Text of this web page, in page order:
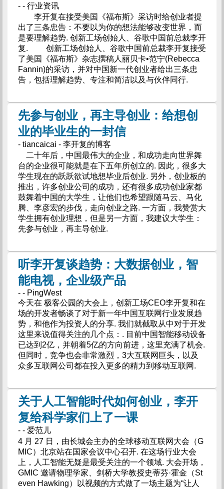
- - 行业资讯
李开复在接受美国《福布斯》采访时给创业者提
出了三条忠告：不要以为你的想法能够改变世界，而
是要理解趋势. 创新工场创始人、谷歌中国前总裁李开
复. 创新工场创始人、谷歌中国前总裁李开复接受
了美国《福布斯》杂志撰稿人丽贝卡•范宁(Rebecca
Fannin)的采访，并对中国新一代创业者给出三条忠
告，包括理解趋势、专注和简洁以及与伙伴同行.
先参与创业，再主导创业：给想创
业的毕业生的一封信
- tiancaicai - 李开复的博客
二十年后，中国最伟大的企业，和成功走向世界舞
台的企业很可能就是在下五年所创立的. 因此，很多大
学生现在的跃跃欲试地想毕业后创业. 另外，创业板的
推出，许多创业公司的成功，还有很多成功创业家都
鼓舞着中国的大学生，让他们也希望跟随马云、马化
腾、李彦宏的步伐，走向创业之路. 一方面，我赞赏大
学生拥有创业理想，但是另一方面，我建议大学生：
先参与创业，再主导创业.
听李开复谈趋势：大数据创业，智
能电视，企业级产品
- - PingWest
今天在 极客公园的大会上，创新工场CEO李开复和在
场的开发者畅谈了对于新一年中国互联网行业发展趋
势，和他作为投资人的分享. 我们就截取从中对于开发
这里来说值得关注的几个点：. 目前中国智能移动设备
已达到2亿，并朝着5亿的方向前进，这里充满了机会.
但同时，竞争也会非常激烈，3大互联网巨头，以及
众多互联网公司都在投入更多的精力到移动互联网.
关于人工智能时代如何创业，李开
复给科学家们上了一课
- - 爱范儿
4 月 27 日，由长城会主办的全球移动互联网大会（G
MIC）北京站在国家会议中心召开. 在这场行业大会
上，人工智能无疑是最受关注的一个领域. 大会开场，
GMIC 邀请物理学家、剑桥大学教授史蒂芬·霍金（St
even Hawking）以视频的方式做了一场主题为“让人